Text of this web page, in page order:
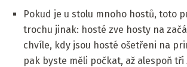
Pokud je u stolu mnoho hostů, toto
trochu jinak: hosté zve hosty na
chvíle, kdy jsou hosté ošetřeni na
pak byste měli počkat, až alespoň tři